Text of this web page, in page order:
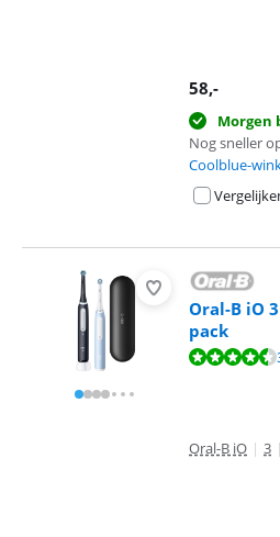
58,-
Morgen
Nog sneller
Coolblue-
Oral-B iO
pack
Beoordeling is 8,5 van de 10, gebaseerd
Oral-B iO | 3 |